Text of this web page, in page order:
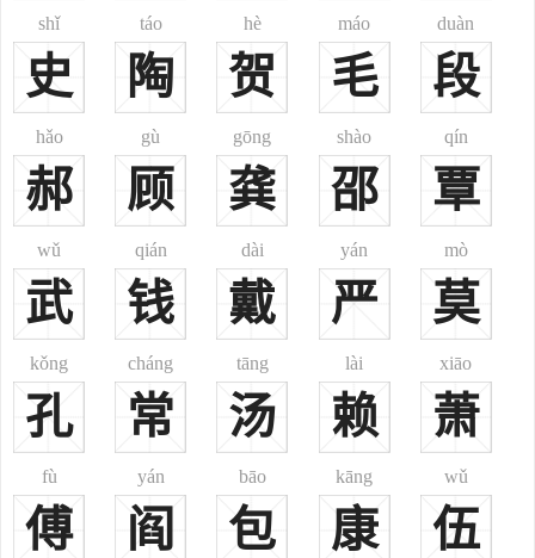
3、清高丽人姓，世居得州。今朝鲜姓。
4、裕固族增斯恩氏之汉姓为郑。
5、台湾土著、京、壮、瑶、彝、白、蒙古、回、黎、东乡、
羌、锡伯等民族均有此姓。
郑姓名人：
郑弘，汉时南阳太守。郑成功，明时南安人，明末清初收复台
湾。
郡望：荥阳。
其他：
日本侵占台湾时期曾用日本姓谷川的台湾土著人，在台湾光复
历史名人
郑姓古代名人
郑国战国，新郑，水利家
郑当时西汉，陈县，历任侍郎、太子舍人
shǐ
史
táo
陶
hè
贺
máo
毛
duàn
段
hǎo
郝
gù
顾
gōng
龚
shào
邵
qín
覃
wǔ
武
qián
钱
dài
戴
yán
严
mò
莫
kǒng
孔
cháng
常
tāng
汤
lài
赖
xiāo
萧
fù
傅
yán
阎
bāo
包
kāng
康
wǔ
伍